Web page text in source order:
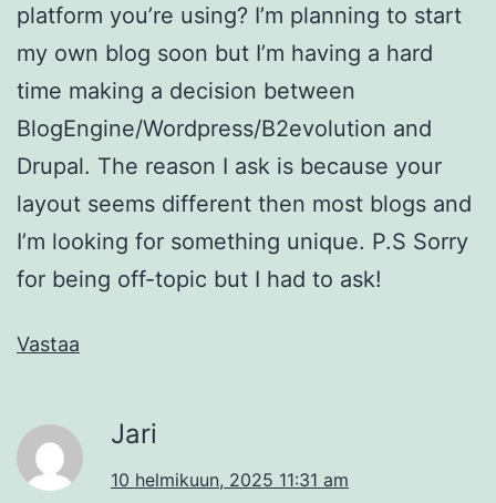
platform you’re using? I’m planning to start
my own blog soon but I’m having a hard
time making a decision between
BlogEngine/Wordpress/B2evolution and
Drupal. The reason I ask is because your
layout seems different then most blogs and
I’m looking for something unique. P.S Sorry
for being off-topic but I had to ask!
Vastaa
Jari
10 helmikuun, 2025 11:31 am